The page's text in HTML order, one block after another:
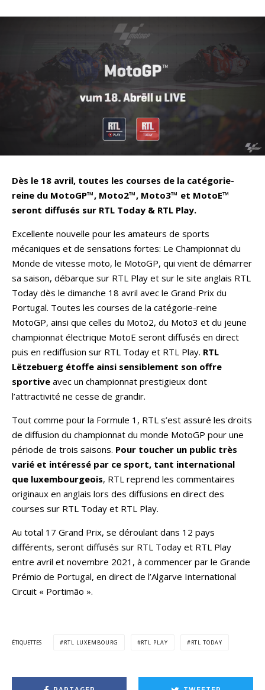
Dès le 18 avril, toutes les courses de la catégorie-
reine du MotoGP™, Moto2™, Moto3™ et MotoE™
seront diffusés sur RTL Today & RTL Play.
Excellente nouvelle pour les amateurs de sports
mécaniques et de sensations fortes: Le Championnat du
Monde de vitesse moto, le MotoGP, qui vient de démarrer
sa saison, débarque sur RTL Play et sur le site anglais RTL
Today dès le dimanche 18 avril avec le Grand Prix du
Portugal. Toutes les courses de la catégorie-reine
MotoGP, ainsi que celles du Moto2, du Moto3 et du jeune
championnat électrique MotoE seront diffusés en direct
puis en rediffusion sur RTL Today et RTL Play. RTL
Lëtzebuerg étoffe ainsi sensiblement son offre
sportive avec un championnat prestigieux dont
l’attractivité ne cesse de grandir.
Tout comme pour la Formule 1, RTL s’est assuré les droits
de diffusion du championnat du monde MotoGP pour une
période de trois saisons. Pour toucher un public très
varié et intéressé par ce sport, tant international
que luxembourgeois, RTL reprend les commentaires
originaux en anglais lors des diffusions en direct des
courses sur RTL Today et RTL Play.
Au total 17 Grand Prix, se déroulant dans 12 pays
différents, seront diffusés sur RTL Today et RTL Play
entre avril et novembre 2021, à commencer par le Grande
Prémio de Portugal, en direct de l’Algarve International
Circuit « Portimão ».
ÉTIQUETTES RTL LUXEMBOURG RTL PLAY RTL TODAY